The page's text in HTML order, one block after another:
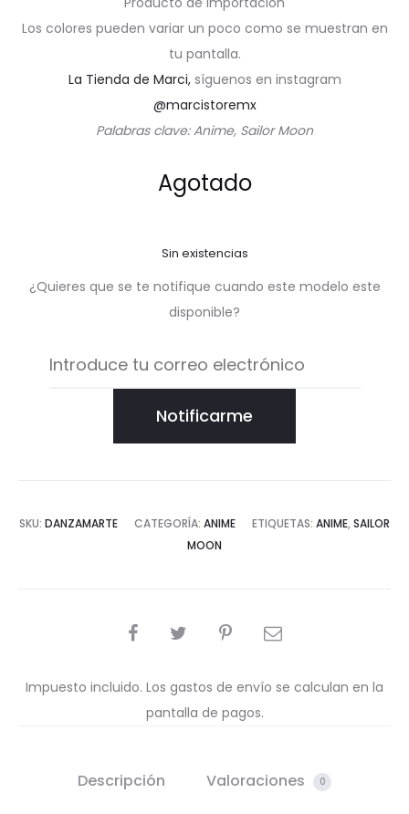
Los colores pueden variar un poco como se muestran en
tu pantalla.
La Tienda de Marci, síguenos en instagram
@marcistoremx
Palabras clave: Anime, Sailor Moon
Agotado
Sin existencias
¿Quieres que se te notifique cuando este modelo este
disponible?
Notificarme
SKU: DANZAMARTE CATEGORÍA: ANIME ETIQUETAS: ANIME, SAILOR
MOON
COMPARTIR
Impuesto incluido. Los gastos de envío se calculan en la
pantalla de pagos.
Descripción Valoraciones 0